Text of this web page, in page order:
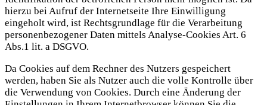
hierzu bei Aufruf der Internetseite Ihre Einwilligung
eingeholt wird, ist Rechtsgrundlage für die Verarbeitung
personenbezogener Daten mittels Analyse-Cookies Art. 6
Abs.1 lit. a DSGVO.
Da Cookies auf dem Rechner des Nutzers gespeichert
werden, haben Sie als Nutzer auch die volle Kontrolle über
die Verwendung von Cookies. Durch eine Änderung der